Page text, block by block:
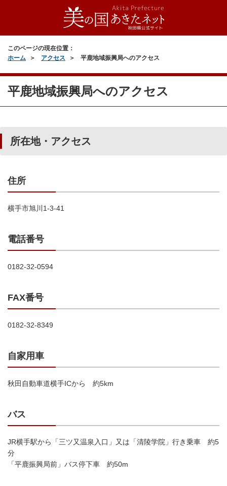
このページの現在位置：
ホーム
アクセス 平鹿地域振興局へのアクセス
平鹿地域振興局へのアクセス
所在地・アクセス
住所
横手市旭川1-3-41
電話番号
0182-32-0594
FAX番号
0182-32-8349
自家用車
秋田自動車道横手ICから 約5km
バス
JR横手駅から「三ツ又温泉入口」又は「清陵学院」行き乗車 約5
分
「平鹿振興局前」バス停下車 約50m